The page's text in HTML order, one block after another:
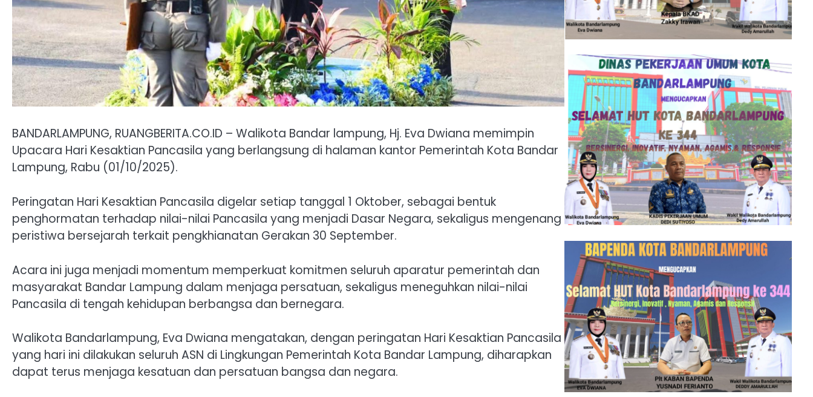
BANDARLAMPUNG, RUANGBERITA.CO.ID – Walikota Bandar lampung, Hj. Eva Dwiana memimpin
Upacara Hari Kesaktian Pancasila yang berlangsung di halaman kantor Pemerintah Kota Bandar
Lampung, Rabu (01/10/2025).
Peringatan Hari Kesaktian Pancasila digelar setiap tanggal 1 Oktober, sebagai bentuk
penghormatan terhadap nilai-nilai Pancasila yang menjadi Dasar Negara, sekaligus mengenang
peristiwa bersejarah terkait pengkhianatan Gerakan 30 September.
Acara ini juga menjadi momentum memperkuat komitmen seluruh aparatur pemerintah dan
masyarakat Bandar Lampung dalam menjaga persatuan, sekaligus meneguhkan nilai-nilai
Pancasila di tengah kehidupan berbangsa dan bernegara.
Walikota Bandarlampung, Eva Dwiana mengatakan, dengan peringatan Hari Kesaktian Pancasila
yang hari ini dilakukan seluruh ASN di Lingkungan Pemerintah Kota Bandar Lampung, diharapkan
dapat terus menjaga kesatuan dan persatuan bangsa dan negara.